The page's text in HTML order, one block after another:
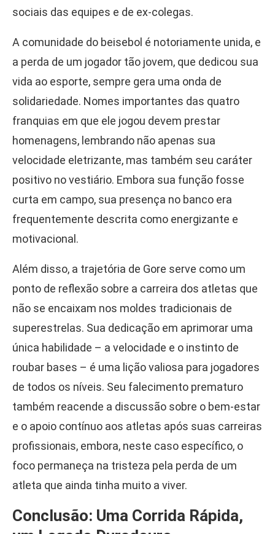
sociais das equipes e de ex-colegas.
A comunidade do beisebol é notoriamente unida, e
a perda de um jogador tão jovem, que dedicou sua
vida ao esporte, sempre gera uma onda de
solidariedade. Nomes importantes das quatro
franquias em que ele jogou devem prestar
homenagens, lembrando não apenas sua
velocidade eletrizante, mas também seu caráter
positivo no vestiário. Embora sua função fosse
curta em campo, sua presença no banco era
frequentemente descrita como energizante e
motivacional.
Além disso, a trajetória de Gore serve como um
ponto de reflexão sobre a carreira dos atletas que
não se encaixam nos moldes tradicionais de
superestrelas. Sua dedicação em aprimorar uma
única habilidade – a velocidade e o instinto de
roubar bases – é uma lição valiosa para jogadores
de todos os níveis. Seu falecimento prematuro
também reacende a discussão sobre o bem-estar
e o apoio contínuo aos atletas após suas carreiras
profissionais, embora, neste caso específico, o
foco permaneça na tristeza pela perda de um
atleta que ainda tinha muito a viver.
Conclusão: Uma Corrida Rápida,